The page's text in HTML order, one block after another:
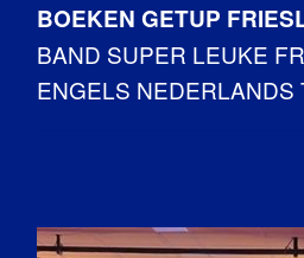
BOEKEN GETUP
BAND SUPER LEUKE
ENGELS NEDERLANDS